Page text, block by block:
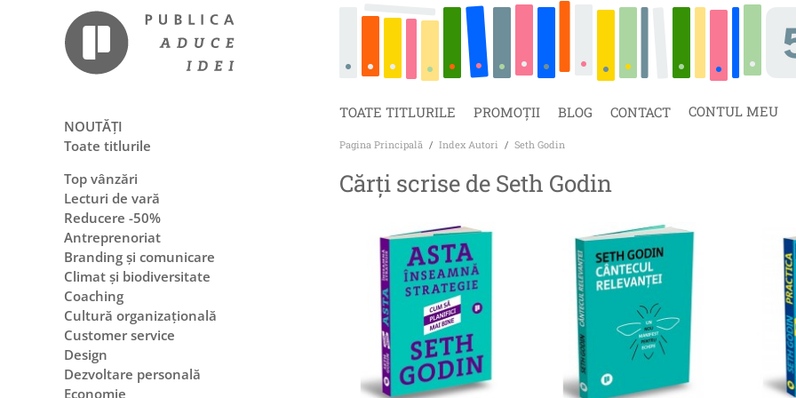
CONTUL MEU
TOATE TITLURILE PROMOȚII BLOG CONTACT
Pagina Principală / Index Autori / Seth Godin
Cărți scrise de Seth Godin
NOUTĂȚI
Toate titlurile
Top vânzări
Lecturi de vară
Reducere -50%
Antreprenoriat
Branding și comunicare
Climat și biodiversitate
Coaching
Cultură organizațională
Customer service
Design
Dezvoltare personală
Economie